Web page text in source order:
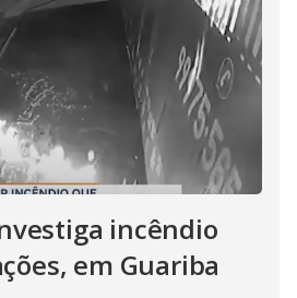
incêndio
em Guariba